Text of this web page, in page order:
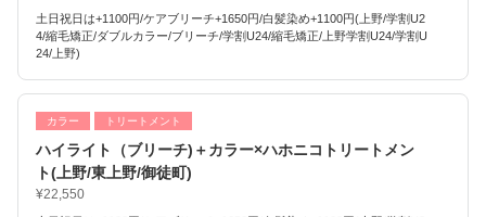
土日祝日は+1100円/ケアブリーチ+1650円/白髪染め+1100円(上野/学割U2
4/縮毛矯正/ダブルカラー/ブリーチ/学割U24/縮毛矯正/上野学割U24/学割U
24/上野)
カラー トリートメント
ハイライト（ブリーチ)＋カラー×ハホニコトリートメン
ト(上野/東上野/御徒町)
¥22,550